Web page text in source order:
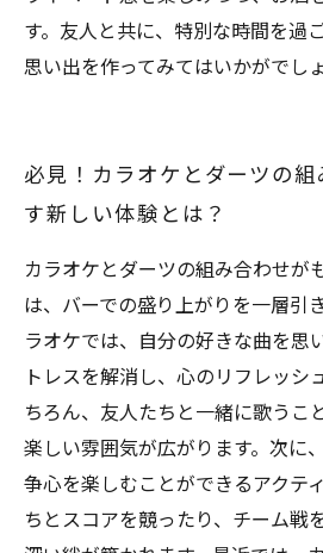
す。友人と共に、特別な時間を過
思い出を作ってみてはいかがでし
必見！カラオケとダーツの
す新しい体験とは？
カラオケとダーツの組み合わせが
は、バーでの盛り上がりを一層引
ラオケでは、自分の好きな曲を思
トレスを解消し、心のリフレッシ
ちろん、友人たちと一緒に歌うこ
楽しい雰囲気が広がります。次に
争心を楽しむことができるアクテ
ちとスコアを競ったり、チーム戦